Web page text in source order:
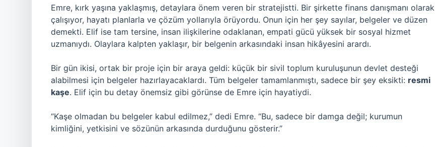
Emre, kırk yaşına yaklaşmış, detaylara önem veren bir stratejistti. Bir şirkette finans danışmanı olarak
çalışıyor, hayatı planlarla ve çözüm yollarıyla örüyordu. Onun için her şey sayılar, belgeler ve düzen
demekti. Elif ise tam tersine, insan ilişkilerine odaklanan, empati gücü yüksek bir sosyal hizmet
uzmanıydı. Olaylara kalpten yaklaşır, bir belgenin arkasındaki insan hikâyesini arardı.
Bir gün ikisi, ortak bir proje için bir araya geldi: küçük bir sivil toplum kuruluşunun devlet desteği
alabilmesi için belgeler hazırlayacaklardı. Tüm belgeler tamamlanmıştı, sadece bir şey eksikti: resmi
kaşe. Elif için bu detay önemsiz gibi görünse de Emre için hayatiydi.
“Kaşe olmadan bu belgeler kabul edilmez,” dedi Emre. “Bu, sadece bir damga değil; kurumun
kimliğini, yetkisini ve sözünün arkasında durduğunu gösterir.”